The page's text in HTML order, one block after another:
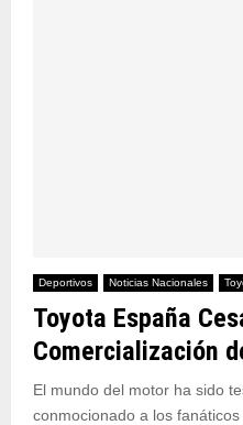
Deportivos Noticias Nacionales
Toyota España
Comercialización
El mundo del motor ha sido
conmocionado a los fanáticos